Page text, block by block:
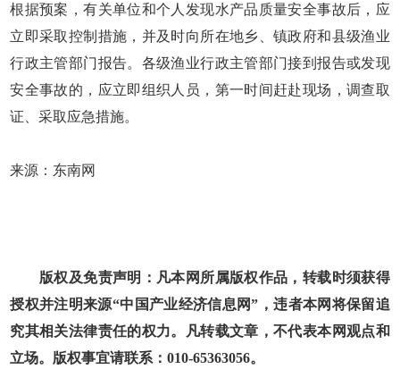
根据预案，有关单位和个人发现水产品质量安全事故后，应
立即采取控制措施，并及时向所在地乡、镇政府和县级渔业
行政主管部门报告。各级渔业行政主管部门接到报告或发现
安全事故的，应立即组织人员，第一时间赶赴现场，调查取
证、采取应急措施。
来源：东南网
版权及免责声明：凡本网所属版权作品，转载时须获得
授权并注明来源“中国产业经济信息网”，违者本网将保留追
究其相关法律责任的权力。凡转载文章，不代表本网观点和
立场。版权事宜请联系：010-65363056。